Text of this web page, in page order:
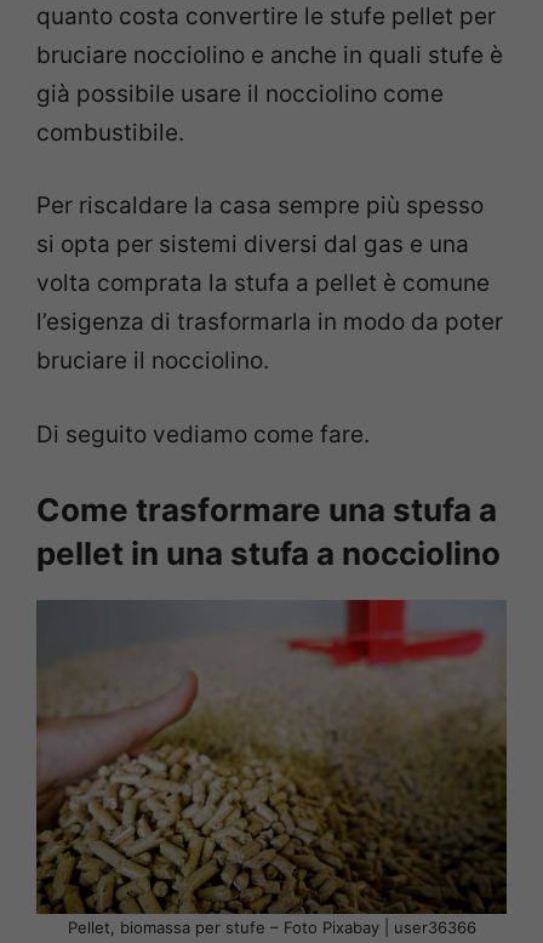
quanto costa convertire le stufe pellet per
bruciare nocciolino e anche in quali stufe è
già possibile usare il nocciolino come
combustibile.
Per riscaldare la casa sempre più spesso
si opta per sistemi diversi dal gas e una
volta comprata la stufa a pellet è comune
l’esigenza di trasformarla in modo da poter
bruciare il nocciolino.
Di seguito vediamo come fare.
Come trasformare una stufa a
pellet in una stufa a nocciolino
Pellet, biomassa per stufe – Foto Pixabay | user36366